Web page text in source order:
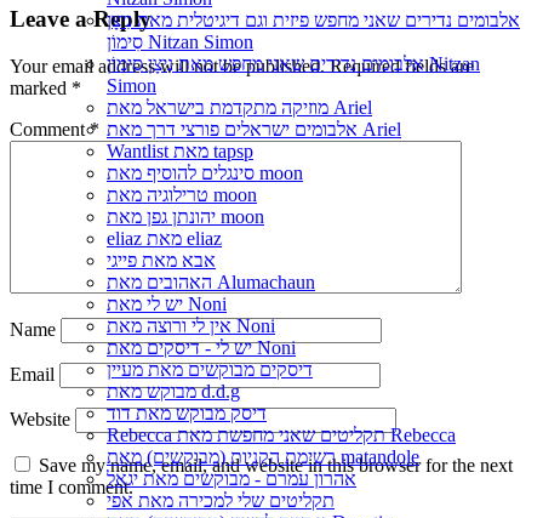
אלבומים נדירים שאני מחפש פיזית וגם דיגיטלית מאת נִיצָן
סִימוֹן Nitzan Simon
אלבומים נדירים שאני מחפש מאת נִיצָן סִימוֹן Nitzan
Simon
מוזיקה מתקדמת בישראל מאת Ariel
אלבומים ישראלים פורצי דרך מאת Ariel
Wantlist מאת tapsp
סינגלים להוסיף מאת moon
טרילוגיה מאת moon
יהונתן גפן מאת moon
eliaz מאת eliaz
אבא מאת פייגי
האהובים מאת Alumachaun
יש לי מאת Noni
אין לי ורוצה מאת Noni
יש לי - דיסקים מאת Noni
דיסקים מבוקשים מאת מעיין
מבוקש מאת d.d.g
דיסק מבוקש מאת דוד
Rebecca תקליטים שאני מחפשת מאת Rebecca
רשימת הקניות (מבוקשים) מאת matandole
אהרון עמרם - מבוקשים מאת יגאל
תקליטים שלי למכירה מאת אפי
Leave a Reply
Your email address will not be published. Required fields are
marked *
Comment*
Name
Email
Website
Save my name, email, and website in this browser for the next
time I comment.